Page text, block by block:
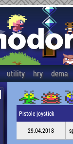
utility hry dema
Pistole joystick
29.04.2018